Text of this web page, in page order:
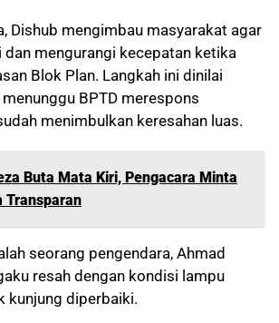
Dishub mengimbau masyarakat agar
dan mengurangi kecepatan ketika
Blok Plan. Langkah ini dinilai
BPTD merespons
menimbulkan keresahan luas.
Buta Mata Kiri, Pengacara Minta
Transparan
seorang pengendara, Ahmad
resah dengan kondisi lampu
kunjung diperbaiki.